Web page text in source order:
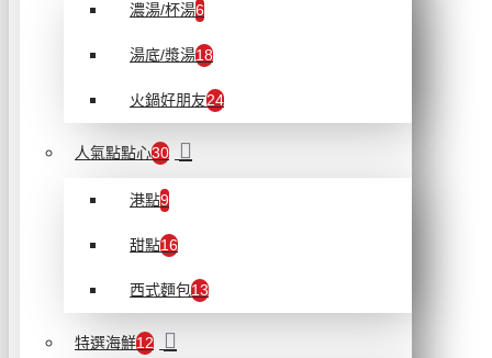
濃湯/杯湯6
湯底/漿湯18
火鍋好朋友24
人氣點點心30
港點9
甜點16
西式麵包13
特選海鮮12